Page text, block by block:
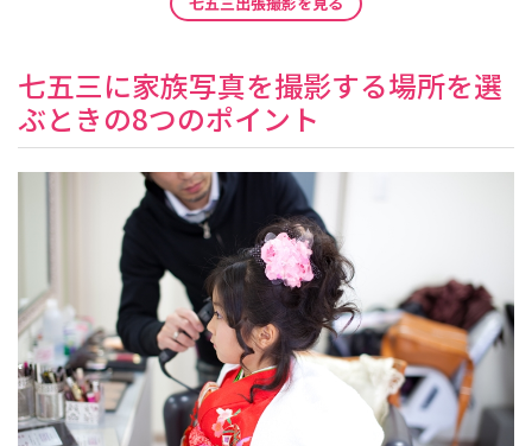
七五三に家族写真を撮影する場所を選
ぶときの8つのポイント